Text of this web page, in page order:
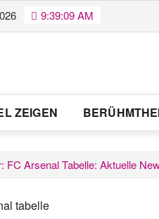
9:39:10 AM
ZEIGEN
FC Arsenal Tabelle: Aktuelle